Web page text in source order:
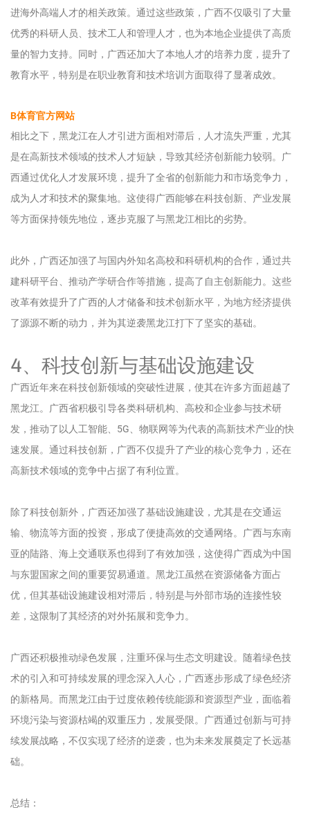
进海外高端人才的相关政策。通过这些政策，广西不仅吸引了大量
优秀的科研人员、技术工人和管理人才，也为本地企业提供了高质
量的智力支持。同时，广西还加大了本地人才的培养力度，提升了
教育水平，特别是在职业教育和技术培训方面取得了显著成效。
B体育官方网站
相比之下，黑龙江在人才引进方面相对滞后，人才流失严重，尤其
是在高新技术领域的技术人才短缺，导致其经济创新能力较弱。广
西通过优化人才发展环境，提升了全省的创新能力和市场竞争力，
成为人才和技术的聚集地。这使得广西能够在科技创新、产业发展
等方面保持领先地位，逐步克服了与黑龙江相比的劣势。
此外，广西还加强了与国内外知名高校和科研机构的合作，通过共
建科研平台、推动产学研合作等措施，提高了自主创新能力。这些
改革有效提升了广西的人才储备和技术创新水平，为地方经济提供
了源源不断的动力，并为其逆袭黑龙江打下了坚实的基础。
4、科技创新与基础设施建设
广西近年来在科技创新领域的突破性进展，使其在许多方面超越了
黑龙江。广西省积极引导各类科研机构、高校和企业参与技术研
发，推动了以人工智能、5G、物联网等为代表的高新技术产业的快
速发展。通过科技创新，广西不仅提升了产业的核心竞争力，还在
高新技术领域的竞争中占据了有利位置。
除了科技创新外，广西还加强了基础设施建设，尤其是在交通运
输、物流等方面的投资，形成了便捷高效的交通网络。广西与东南
亚的陆路、海上交通联系也得到了有效加强，这使得广西成为中国
与东盟国家之间的重要贸易通道。黑龙江虽然在资源储备方面占
优，但其基础设施建设相对滞后，特别是与外部市场的连接性较
差，这限制了其经济的对外拓展和竞争力。
广西还积极推动绿色发展，注重环保与生态文明建设。随着绿色技
术的引入和可持续发展的理念深入人心，广西逐步形成了绿色经济
的新格局。而黑龙江由于过度依赖传统能源和资源型产业，面临着
环境污染与资源枯竭的双重压力，发展受限。广西通过创新与可持
续发展战略，不仅实现了经济的逆袭，也为未来发展奠定了长远基
础。
总结：